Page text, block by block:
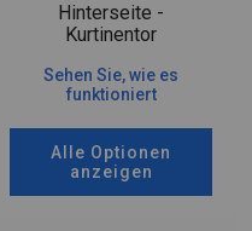
Hinterseite -
Kurtinentor
Sehen Sie, wie es
funktioniert
Alle Optionen
anzeigen